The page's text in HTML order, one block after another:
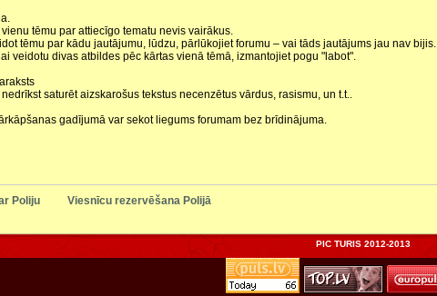
tēmu par attiecīgo tematu nevis vairākus.
tēmu par kādu jautājumu, lūdzu, pārlūkojiet forumu – vai tāds jautājums jau nav bijis.
veidotu divas atbildes pēc kārtas vienā tēmā, izmantojiet pogu "labot".
saturēt aizskarošus tekstus necenzētus vārdus, rasismu, un t.t..
gadījumā var sekot liegums forumam bez brīdinājuma.
Poliju Viesnīcu rezervēšana Polijā
PIC TURIS 2012-2013